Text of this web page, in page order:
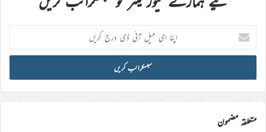
اپنا
ای
میل
ڈی
درج
کریں
متعلقہ مضمون